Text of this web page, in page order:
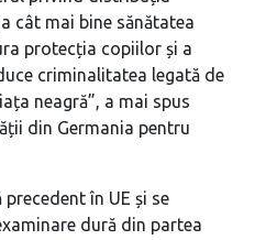
cât mai bine sănătatea
protecția copiilor și a
criminalitatea legată de
neagră”, a mai spus
din Germania pentru
în UE și se
dură din partea